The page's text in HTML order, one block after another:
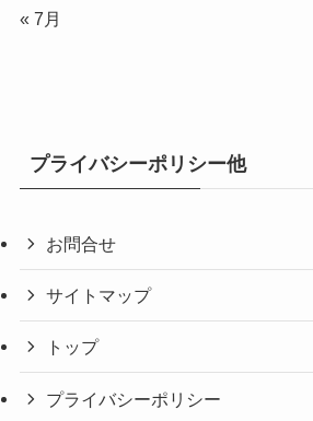
« 7月
プライバシーポリシー他
お問合せ
サイトマップ
トップ
プライバシーポリシー